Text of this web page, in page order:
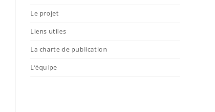
Le projet
Liens utiles
La charte de publication
L’équipe